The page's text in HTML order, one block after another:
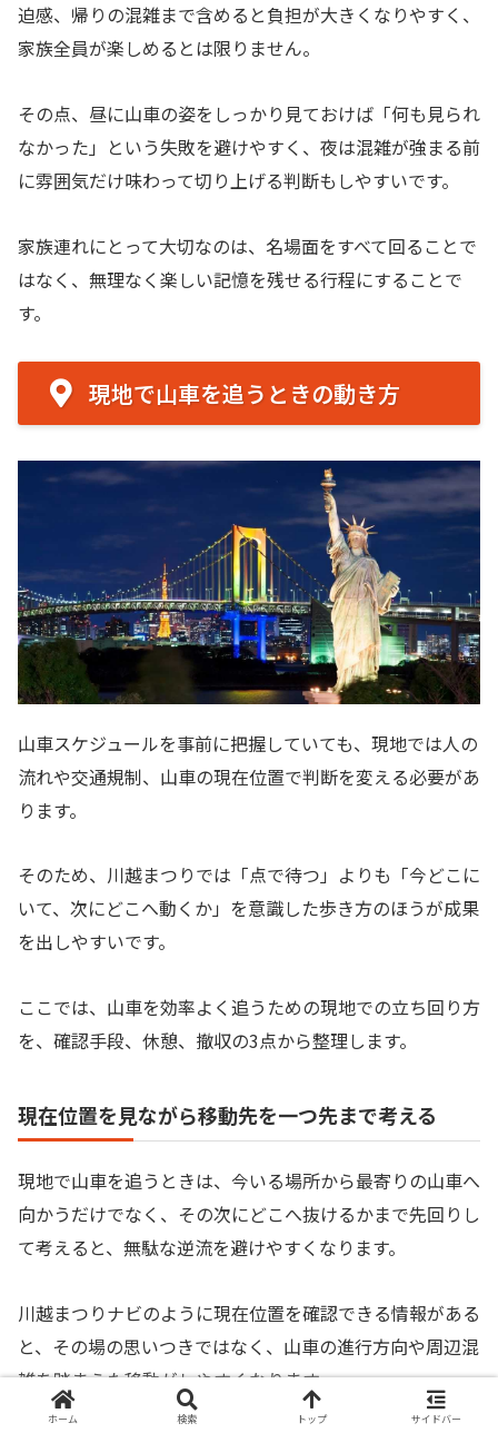
迫感、帰りの混雑まで含めると負担が大きくなりやすく、
家族全員が楽しめるとは限りません。
その点、昼に山車の姿をしっかり見ておけば「何も見られ
なかった」という失敗を避けやすく、夜は混雑が強まる前
に雰囲気だけ味わって切り上げる判断もしやすいです。
家族連れにとって大切なのは、名場面をすべて回ることで
はなく、無理なく楽しい記憶を残せる行程にすることで
す。
現地で山車を追うときの動き方
山車スケジュールを事前に把握していても、現地では人の
流れや交通規制、山車の現在位置で判断を変える必要があ
ります。
そのため、川越まつりでは「点で待つ」よりも「今どこに
いて、次にどこへ動くか」を意識した歩き方のほうが成果
を出しやすいです。
ここでは、山車を効率よく追うための現地での立ち回り方
を、確認手段、休憩、撤収の3点から整理します。
現在位置を見ながら移動先を一つ先まで考える
現地で山車を追うときは、今いる場所から最寄りの山車へ
向かうだけでなく、その次にどこへ抜けるかまで先回りし
て考えると、無駄な逆流を避けやすくなります。
川越まつりナビのように現在位置を確認できる情報がある
と、その場の思いつきではなく、山車の進行方向や周辺混
雑を踏まえた移動がしやすくなります。
ホーム 検索 トップ サイドバー